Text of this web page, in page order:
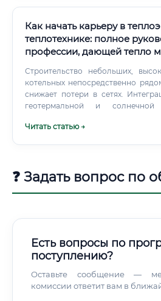
Как начать карьеру в
теплотехнике: полное
профессии, дающей тепло
Строительство небольших,
котельных непосредственно
снижает потери в сетях.
геотермальной и солнечной
"работой с железом".
Читать статью →
❓ Задать вопрос по
Есть вопросы по
поступлению?
Оставьте сообщение —
комиссии ответит вам в